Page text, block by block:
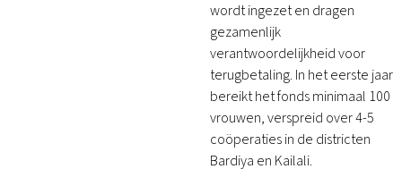
wordt ingezet en dragen
gezamenlijk
verantwoordelijkheid voor
terugbetaling. In het eerste jaar
bereikt het fonds minimaal 100
vrouwen, verspreid over 4-5
coöperaties in de districten
Bardiya en Kailali.